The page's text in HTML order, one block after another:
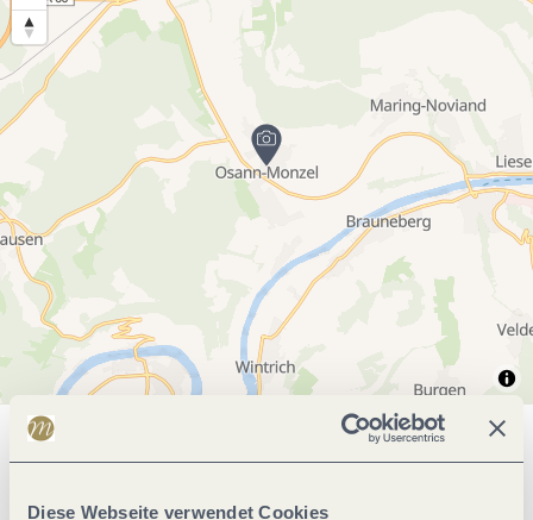
Diese Webseite verwendet Cookies
Allgemeine Informationen